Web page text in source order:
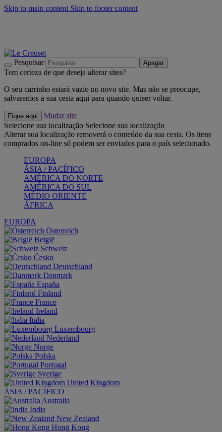
Skip to main content Skip to footer content
Pesquisar Apagar
Tem certeza de que deseja alterar sites?
O seu carrinho estará vazio no novo site. Mas não se preocupe,
salvaremos a sua cesta aqui para quando quiser voltar.
Fique aqui
Mudar site
Selecione sua localização Selecione sua localização
Alterar sua localização removerá o conteúdo da sua cesta. Os itens
comprados on-line só podem ser enviados para o país selecionado.
EUROPA
ÁSIA / PACÍFICO
AMÉRICA DO NORTE
AMÉRICA DO SUL
MÉDIO ORIENTE
ÁFRICA
EUROPA
Österreich
België
Schweiz
Česko
Deutschland
Danmark
España
Finland
France
Ireland
Italia
Luxembourg
Nederland
Norge
Polska
Portugal
Sverige
United Kingdom
ÁSIA / PACÍFICO
Australia
India
New Zealand
Hong Kong